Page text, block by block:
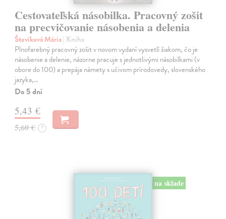
Cestovateľská násobilka. Pracovný zošit
na precvičovanie násobenia a delenia
Števíková Mária| Kniha
Plnofarebný pracovný zošit v novom vydaní vysvetlí žiakom, čo je
násobenie a delenie, názorne pracuje s jednotlivými násobilkami (v
obore do 100) a prepája námety s učivom prírodovedy, slovenského
jazyka,…
Do 5 dní
5,43 €
5,60 € ?
na sklade